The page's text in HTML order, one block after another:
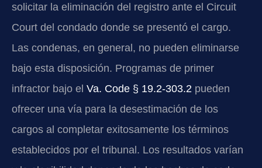
solicitar la eliminación del registro ante el Circuit
Court del condado donde se presentó el cargo.
Las condenas, en general, no pueden eliminarse
bajo esta disposición. Programas de primer
infractor bajo el Va. Code § 19.2-303.2 pueden
ofrecer una vía para la desestimación de los
cargos al completar exitosamente los términos
establecidos por el tribunal. Los resultados varían